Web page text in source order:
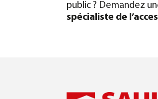
public ? Demandez
spécialiste de